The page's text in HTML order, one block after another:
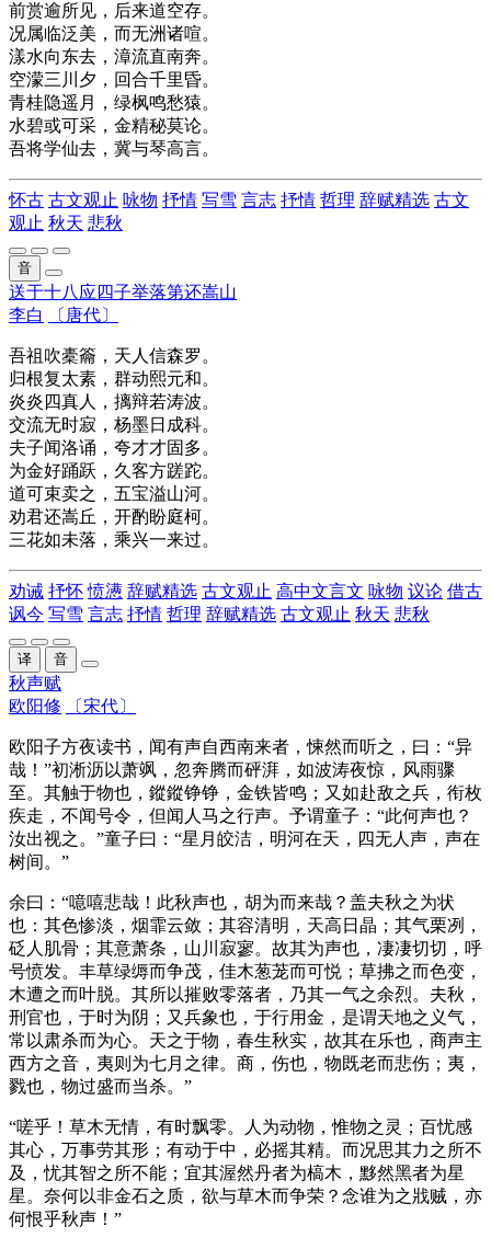
前赏逾所见，后来道空存。
况属临泛美，而无洲诸喧。
漾水向东去，漳流直南奔。
空濛三川夕，回合千里昏。
青桂隐遥月，绿枫鸣愁猿。
水碧或可采，金精秘莫论。
吾将学仙去，冀与琴高言。
怀古 古文观止 咏物 抒情 写雪 言志 抒情 哲理 辞赋精选 古文
观止 秋天 悲秋
音
送于十八应四子举落第还嵩山
李白
〔唐代〕
吾祖吹橐籥，天人信森罗。
归根复太素，群动熙元和。
炎炎四真人，摛辩若涛波。
交流无时寂，杨墨日成科。
夫子闻洛诵，夸才才固多。
为金好踊跃，久客方蹉跎。
道可束卖之，五宝溢山河。
劝君还嵩丘，开酌盼庭柯。
三花如未落，乘兴一来过。
劝诫 抒怀 愤懑 辞赋精选 古文观止 高中文言文 咏物 议论 借古
讽今 写雪 言志 抒情 哲理 辞赋精选 古文观止 秋天 悲秋
译 音
秋声赋
欧阳修
〔宋代〕
欧阳子方夜读书，闻有声自西南来者，悚然而听之，曰：“异
哉！”初淅沥以萧飒 ，忽奔腾而砰湃 ，如波涛夜惊，风雨骤
至。其触于物也， 鏦鏦铮铮 ，金铁皆鸣；又如赴敌之兵， 衔枚
疾走，不闻号令，但闻人马之行声。予谓童子：“此何声也？
汝出视之。”童子曰：“星月皎洁， 明河在天，四无人声，声在
树间。”
余曰：“噫嘻悲哉！此秋声也，胡为而来哉？盖夫秋之为状
也：其色惨淡 ， 烟霏云敛 ；其容清明，天高 日晶 ；其气栗冽
，
砭 人肌骨；其意萧条，山川寂寥。故其为声也，凄凄切切，呼
号愤发。丰草绿缛而争茂，佳木葱茏而可悦；草拂之而色变，
木遭之而叶脱。其所以摧败零落者，乃其一气之余烈。夫秋，
刑官也，于时为阴；又兵象也，于行用金，是谓天地之义气，
常以肃杀而为心。天之于物，春生秋实，故其在乐也，商声主
西方之音，夷则为七月之律。商，伤也，物既老而悲伤；夷，
戮也，物过盛而当杀。”
“嗟乎！草木无情， 有时飘零。人为动物，惟物之灵；百忧感
其心，万事劳其形；有动于中，必摇其精。而况思其力之所不
及，忧其智之所不能；宜其渥然丹者为槁木， 黟然黑者为星
星 。奈何以非金石之质，欲与草木而争荣？念谁为之戕贼，亦
何恨乎秋声！”